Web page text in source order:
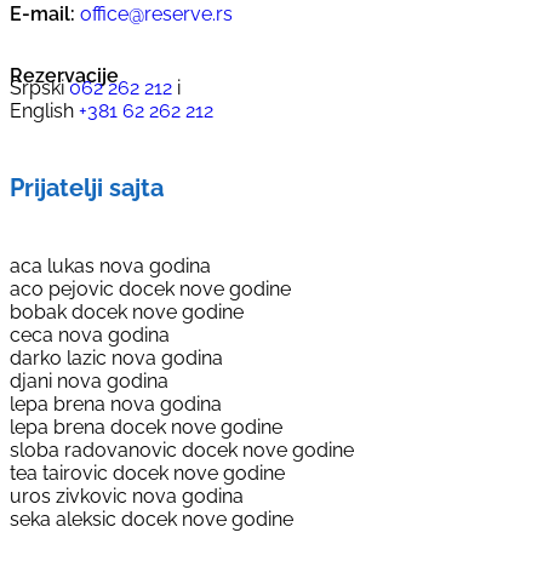
E-mail: office@reserve.rs
Rezervacije
Srpski062 262 212 i
English +381 62 262 212
Prijatelji sajta
aca lukas nova godina
aco pejovic docek nove godine
bobak docek nove godine
ceca nova godina
darko lazic nova godina
djani nova godina
lepa brena nova godina
lepa brena docek nove godine
sloba radovanovic docek nove godine
tea tairovic docek nove godine
uros zivkovic nova godina
seka aleksic docek nove godine